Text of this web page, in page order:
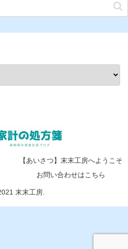
【あいさつ】末末工房へようこそ
お問い合わせはこちら
末末工房.